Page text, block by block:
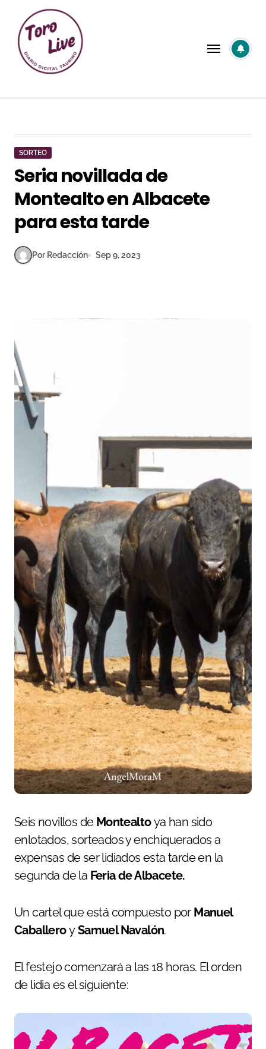
contenido
SORTEO
Seria novillada de
Montealto en Albacete
para esta tarde
Por Redacción Sep 9, 2023
Seis novillos de Montealtoya han sido
enlotados, sorteados y enchiquerados a
expensas de ser lidiados esta tarde en la
segunda de la Feria de Albacete.
Un cartel que está compuesto porManuel
CaballeroySamuel Navalón.
El festejo comenzará a las 18 horas. El orden
de lidia es el siguiente: